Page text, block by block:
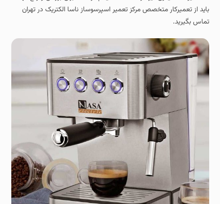
باید از تعمیرکار متخصص مرکز تعمیر اسپرسوساز ناسا الکتریک در تهران
تماس بگیرید.